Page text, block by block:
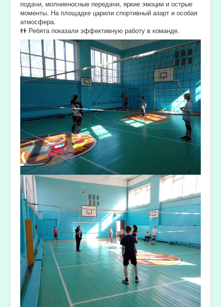
подачи, молниеносные передачи, яркие эмоции и острые
моменты. На площадке царили спортивный азарт и особая
атмосфера.
👫 Ребята показали эффективную работу в команде.